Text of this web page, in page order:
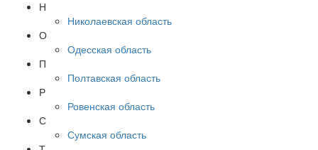
Н
Николаевская область
О
Одесская область
П
Полтавская область
Р
Ровенская область
С
Сумская область